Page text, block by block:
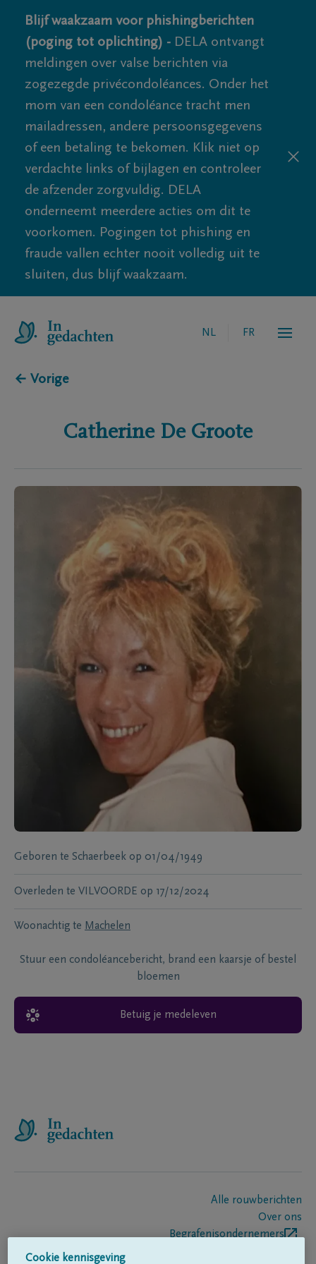
Blijf waakzaam voor phishingberichten
(poging tot oplichting) - DELA ontvangt
meldingen over valse berichten via
zogezegde privécondoléances. Onder het
mom van een condoléance tracht men
mailadressen, andere persoonsgegevens
of een betaling te bekomen. Klik niet op
verdachte links of bijlagen en controleer
de afzender zorgvuldig. DELA
onderneemt meerdere acties om dit te
voorkomen. Pogingen tot phishing en
fraude vallen echter nooit volledig uit te
sluiten, dus blijf waakzaam.
NL FR
← Vorige
Catherine De Groote
Geboren te Schaerbeek op 01/04/1949
Overleden te VILVOORDE op 17/12/2024
Woonachtig te Machelen
Stuur een condoléancebericht, brand een kaarsje of bestel
bloemen
Betuig je medeleven
Alle rouwberichten
Over ons
Begrafenisondernemers
Cookie kennisgeving